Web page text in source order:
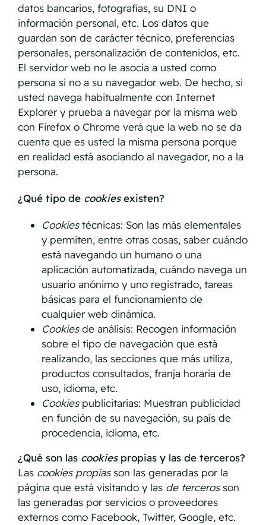
datos bancarios, fotografías, su DNI o
información personal, etc. Los datos que
guardan son de carácter técnico, preferencias
personales, personalización de contenidos, etc.
El servidor web no le asocia a usted como
persona si no a su navegador web. De hecho, si
usted navega habitualmente con Internet
Explorer y prueba a navegar por la misma web
con Firefox o Chrome verá que la web no se da
cuenta que es usted la misma persona porque
en realidad está asociando al navegador, no a la
persona.
¿Qué tipo de cookiesexisten?
Cookiestécnicas: Son las más elementales
y permiten, entre otras cosas, saber cuándo
está navegando un humano o una
aplicación automatizada, cuándo navega un
usuario anónimo y uno registrado, tareas
básicas para el funcionamiento de
cualquier web dinámica.
Cookiesde análisis: Recogen información
sobre el tipo de navegación que está
realizando, las secciones que más utiliza,
productos consultados, franja horaria de
uso, idioma, etc.
Cookiespublicitarias: Muestran publicidad
en función de su navegación, su país de
procedencia, idioma, etc.
¿Qué son las cookiespropias y las de terceros?
Las cookies propiasson las generadas por la
página que está visitando y las de tercerosson
las generadas por servicios o proveedores
externos como Facebook, Twitter, Google, etc.